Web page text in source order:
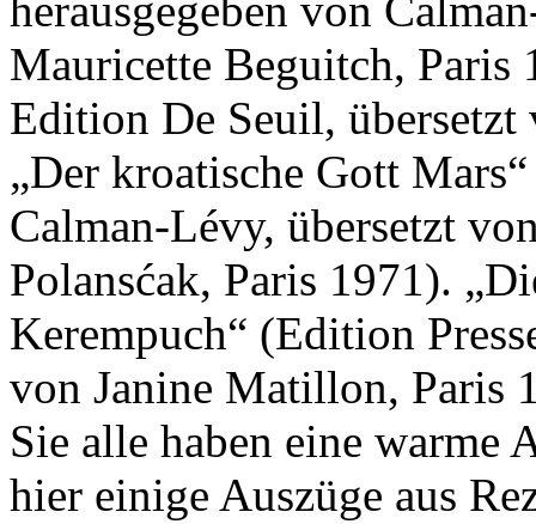
herausgegeben von
Mauricette Beguitch, Paris
Edition De Seuil,
„Der kroatische Gott
Calman-Lévy, übersetzt
Polansćak, Paris 1971).
Kerempuch“ (Edition
von Janine Matillon, Paris
Sie alle haben eine warme
hier einige Auszüge aus